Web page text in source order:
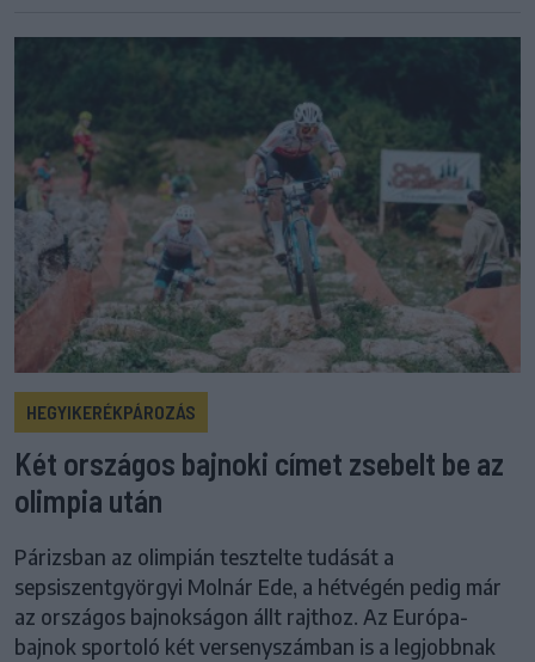
HEGYIKERÉKPÁROZÁS
Két országos bajnoki címet zsebelt be az
olimpia után
Párizsban az olimpián tesztelte tudását a
sepsiszentgyörgyi Molnár Ede, a hétvégén pedig már
az országos bajnokságon állt rajthoz. Az Európa-
bajnok sportoló két versenyszámban is a legjobbnak